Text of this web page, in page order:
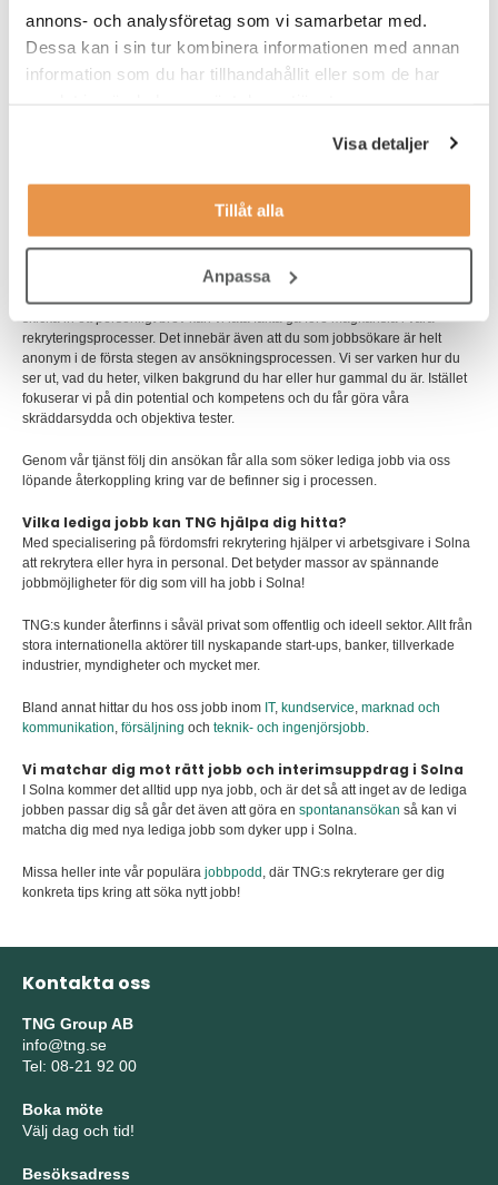
annons- och analysföretag som vi samarbetar med.
Dessa kan i sin tur kombinera informationen med annan
information som du har tillhandahållit eller som de har
Visa detaljer
Tillåt alla
Anpassa
stort antal mindre företag såväl som huvudkontor för internationella
börsbolag och koncerner utgör en bra mix av arbetsgivare. De mest
framträdande sektorerna är ICT, Life Science, finans och försäkringsbolag,
bygg och livsmedel samt företagstjänster.
Universitetssjukhuset, SAS, Siemens och Skanska. Solna är ett centrum för
svensk byggindustri då förutom Skanska både JM och NCC har sina
Sök lediga jobb i Solna med fokus på din kompetens
vilket innebär att vi ser din kompetens ur flera perspektiv istället för
magkänsla. Genom att våra sökande får görascreeningtesteristället för att
skicka in ett personligt brev kan vi låta fakta gå före magkänsla i våra
rekryteringsprocesser. Det innebär även att du som jobbsökare är helt
anonym i de första stegen av ansökningsprocessen. Vi ser varken hur du
ser ut, vad du heter, vilken bakgrund du har eller hur gammal du är. Istället
fokuserar vi på din potential och kompetens och du får göra våra
skräddarsydda och objektiva tester.
Genom vår tjänst följ din ansökan får alla som söker lediga jobb via oss
löpande återkoppling kring var de befinner sig i processen.
Vilka lediga jobb kan TNG hjälpa dig hitta?
Med specialisering på fördomsfri rekrytering hjälper vi arbetsgivare i Solna
att rekrytera eller hyra in personal. Det betyder massor av spännande
jobbmöjligheter för dig som vill ha jobb i Solna!
TNG:s kunder återfinns i såväl privat som offentlig och ideell sektor. Allt från
stora internationella aktörer till nyskapande start-ups, banker, tillverkade
industrier, myndigheter och mycket mer.
Bland annat hittar du hos oss jobb inom IT, kundservice, marknad och
kommunikation, försäljning och teknik- och ingenjörsjobb.
Vi matchar dig mot rätt jobb och interimsuppdrag i Solna
I Solna kommer det alltid upp nya jobb, och är det så att inget av de lediga
jobben passar dig så går det även att göra en spontanansökan så kan vi
matcha dig med nya lediga jobb som dyker upp i Solna.
Missa heller inte vår populära jobbpodd , där TNG:s rekryterare ger dig
konkreta tips kring att söka nytt jobb!
Kontakta oss
TNG Group AB
info@tng.se
Tel: 08-21 92 00
Boka möte
Välj dag och tid!
Besöksadress